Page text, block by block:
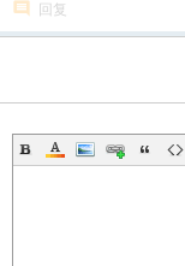
回复